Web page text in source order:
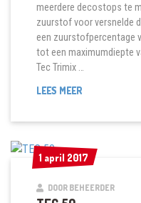
meerdere decostops te
zuurstof voor versnelde
een zuurstofpercentage
tot een maximumdiepte
Tec Trimix …
LEES MEERTEC
1 april 2017
1 april 2017
DOOR BEHEERDER